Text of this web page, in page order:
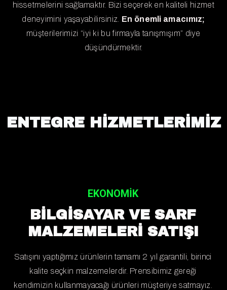
hissetmelerini sağlamaktır. Bizi seçerek en kaliteli hizmet
deneyimini yaşayabilirsiniz. En önemli amacımız;
müşterilerimizi “iyi ki bu firmayla tanışmışım” diye
düşündürmektir.
ENTEGRE HİZMETLERİMİZ
EKONOMIK
BİLGİSAYAR VE SARF
MALZEMELERİ SATIŞI
Satışını yaptığımız ürünlerin tamamı 2 yıl garantili, birinci
kalite seçkin malzemelerdir. Prensibimiz gereği
kendimizin kullanmayacağı ürünleri müşteriye satmayız.